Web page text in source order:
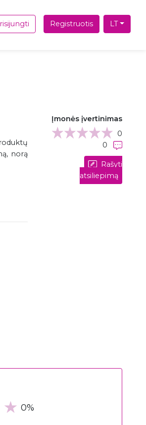
Registruotis LT
norą
Įmonės įvertinimas
0
0
Rašyti
atsiliepimą
0%